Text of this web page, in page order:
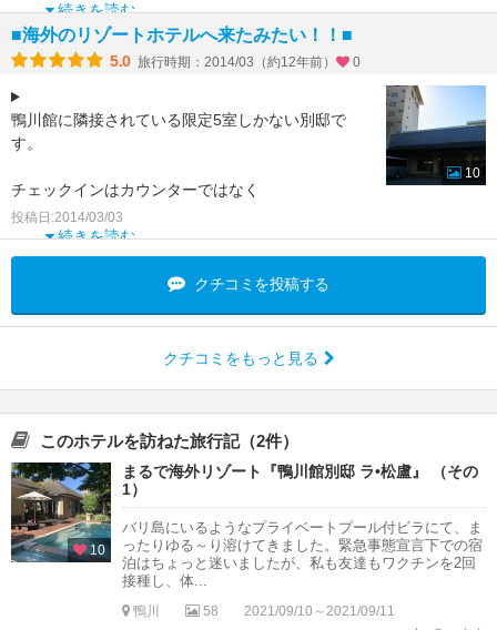
ヴィ
続きを読む
■海外のリゾートホテルへ来たみたい！！■
5.0 旅行時期：2014/03（約12年前） 0
鴨川館に隣接されている限定5室しかない別邸で
す。
チェックインはカウンターではなく
別邸専用のキーをかざさないと入れない
待合室のゆったりとしたソファーでチェックインし
続きを読む
投稿日:2014/03/03
10
クチコミを投稿する
クチコミをもっと見る
このホテルを訪ねた旅行記（2件）
10
まるで海外リゾート『鴨川館別邸 ラ•松盧』 （その
1）
バリ島にいるようなプライベートプール付ビラにて、ま
ったりゆる～り溶けてきました。緊急事態宣言下での宿
泊はちょっと迷いましたが、私も友達もワクチンを2回
接種し、体...
鴨川 58
2021/09/10～2021/09/11